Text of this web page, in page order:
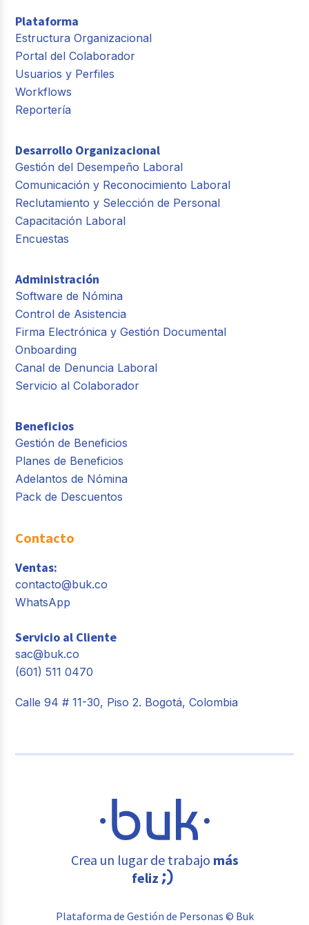
Plataforma
Estructura Organizacional
Portal del Colaborador
Usuarios y Perfiles
Workflows
Reportería
Desarrollo Organizacional
Gestión del Desempeño Laboral
Comunicación y Reconocimiento Laboral
Reclutamiento y Selección de Personal
Capacitación Laboral
Encuestas
Administración
Software de Nómina
Control de Asistencia
Firma Electrónica y Gestión Documental
Onboarding
Canal de Denuncia Laboral
Servicio al Colaborador
Beneficios
Gestión de Beneficios
Planes de Beneficios
Adelantos de Nómina
Pack de Descuentos
Contacto
Ventas:
contacto@buk.co
WhatsApp
Servicio al Cliente
sac@buk.co
(601) 511 0470
Calle 94 # 11-30, Piso 2. Bogotá, Colombia
Crea un lugar de trabajo más
feliz
Plataforma de Gestión de Personas © Buk